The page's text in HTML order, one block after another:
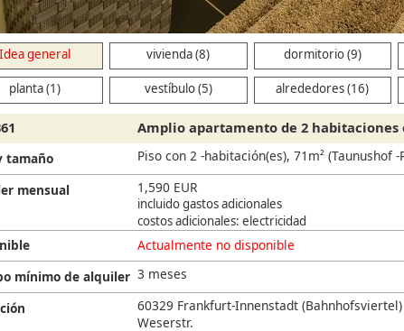
Idea general vivienda (8) dormitorio (9)
planta (1) vestíbulo (5) alrededores (16)
Amplio apartamento de 2
tamaño
Piso con 2 -habitación(es), 71m² (Taunushof
mensual
1,590 EUR
incluido gastos adicionales
costos adicionales: electricidad
Actualmente no disponible
mínimo de alquiler 3 meses
60329 Frankfurt-Innenstadt (Bahnhofsviertel)
Weserstr.